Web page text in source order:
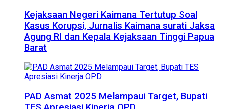
Kejaksaan Negeri Kaimana Tertutup Soal
Kasus Korupsi, Jurnalis Kaimana surati Jaksa
Agung RI dan Kepala Kejaksaan Tinggi Papua
Barat
PAD Asmat 2025 Melampaui Target, Bupati